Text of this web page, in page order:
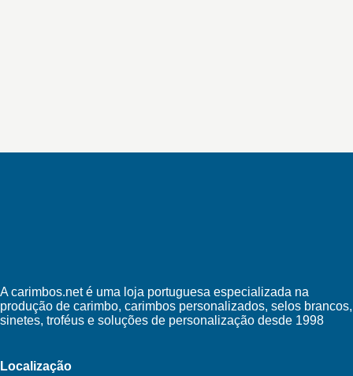
A carimbos.net é uma loja portuguesa especializada na
produção de carimbo, carimbos personalizados, selos brancos,
sinetes, troféus e soluções de personalização desde 1998
Localização